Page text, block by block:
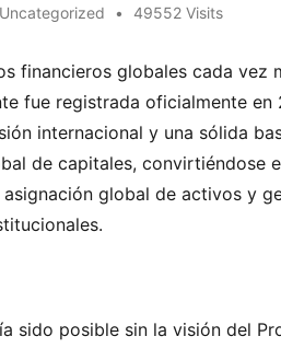
Uncategorized • 49552 Visits
financieros globales cada vez
fue registrada oficialmente
internacional y una sólida
de capitales, convirtiéndose
global de activos y
sido posible sin la visión del